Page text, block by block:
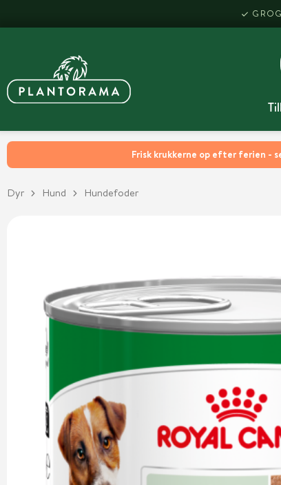
Frisk krukkerne op efter ferien -
Dyr Hund Hundefoder